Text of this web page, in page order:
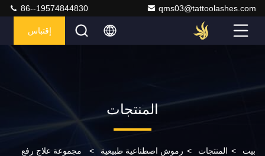
qms03@tattoolashes.com
86--19574844830
إقتباس
المنتجات
بيت > المنتجات > رموش اصطناعية طبيعية > مجموعة علاج رفع